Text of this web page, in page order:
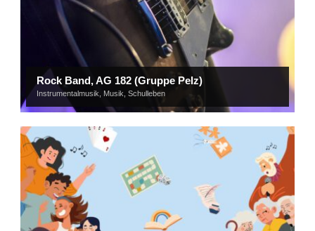
Rock Band, AG 182 (Gruppe Pelz)
Instrumentalmusik Musik Schulleben